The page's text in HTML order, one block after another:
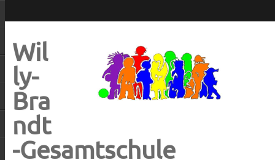
Wil
ly-
Bra
ndt
-Gesamtschule